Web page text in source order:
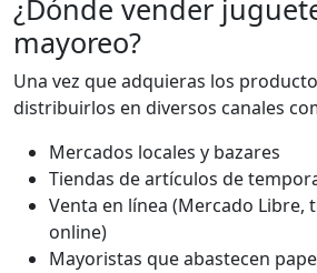
¿Dónde vender
mayoreo?
Una vez que adquieras los
distribuirlos en diversos canales
Mercados locales y bazares
Tiendas de artículos de
Venta en línea (Mercado Libre,
online)
Mayoristas que abastecen